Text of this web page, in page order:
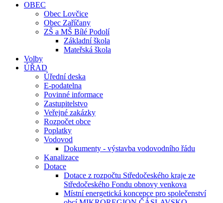
OBEC
Obec Lovčice
Obec Zaříčany
ZŠ a MŠ Bílé Podolí
Základní škola
Mateřská škola
Volby
ÚŘAD
Úřední deska
E-podatelna
Povinné informace
Zastupitelstvo
Veřejné zakázky
Rozpočet obce
Poplatky
Vodovod
Dokumenty - výstavba vodovodního řádu
Kanalizace
Dotace
Dotace z rozpočtu Středočeského kraje ze
Středočeského Fondu obnovy venkova
Místní energetická koncepce pro společenství